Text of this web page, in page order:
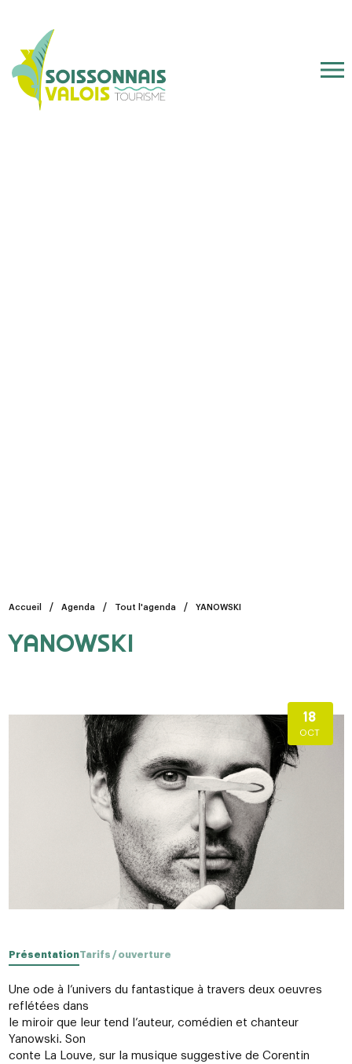
Accueil Agenda Tout l'agenda YANOWSKI
YANOWSKI
18
OCT
PrésentationTarifs / ouverture
Une ode à l’univers du fantastique à travers deux oeuvres
reflétées dans
le miroir que leur tend l’auteur, comédien et chanteur
Yanowski. Son
conte La Louve, sur la musique suggestive de Corentin